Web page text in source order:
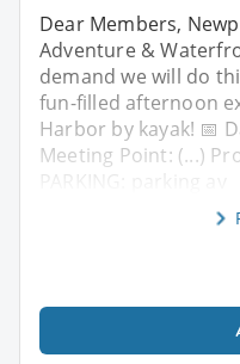
Dear Members,
Adventure &
demand we will do
fun-filled afternoon
Harbor by kayak! 📅
Meeting Point: (...)
PARKING: parking av